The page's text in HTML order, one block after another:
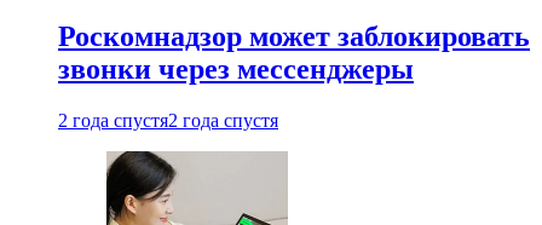
Роскомнадзор может заблокировать
звонки через мессенджеры
2 года спустя2 года спустя